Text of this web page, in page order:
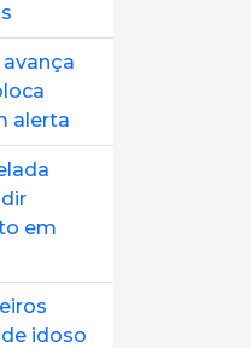
alerta
em
idoso